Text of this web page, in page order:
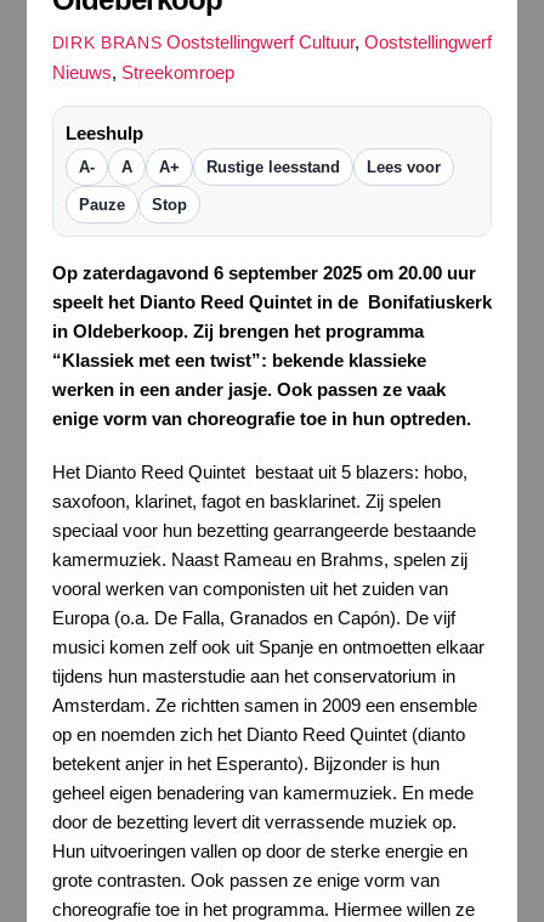
DIRK BRANS Ooststellingwerf Cultuur,Ooststellingwerf
Nieuws, Streekomroep
Leeshulp
A- A A+ Rustige leesstand Lees voor
Pauze Stop
Op zaterdagavond 6 september 2025 om 20.00 uur
speelt het Dianto Reed Quintet in de Bonifatiuskerk
in Oldeberkoop. Zij brengen het programma
“Klassiek met een twist”: bekende klassieke
werken in een ander jasje. Ook passen ze vaak
enige vorm van choreografie toe in hun optreden.
Het Dianto Reed Quintet bestaat uit 5 blazers: hobo,
saxofoon, klarinet, fagot en basklarinet. Zij spelen
speciaal voor hun bezetting gearrangeerde bestaande
kamermuziek. Naast Rameau en Brahms, spelen zij
vooral werken van componisten uit het zuiden van
Europa (o.a. De Falla, Granados en Capón). De vijf
musici komen zelf ook uit Spanje en ontmoetten elkaar
tijdens hun masterstudie aan het conservatorium in
Amsterdam. Ze richtten samen in 2009 een ensemble
op en noemden zich het Dianto Reed Quintet (dianto
betekent anjer in het Esperanto). Bijzonder is hun
geheel eigen benadering van kamermuziek. En mede
door de bezetting levert dit verrassende muziek op.
Hun uitvoeringen vallen op door de sterke energie en
grote contrasten. Ook passen ze enige vorm van
choreografie toe in het programma. Hiermee willen ze